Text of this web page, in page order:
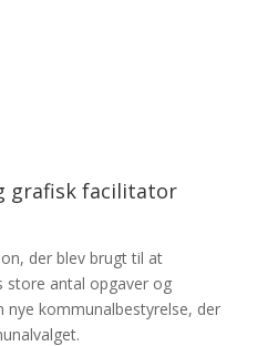
grafisk facilitator
der blev brugt til at
store antal opgaver og
nye kommunalbestyrelse, der